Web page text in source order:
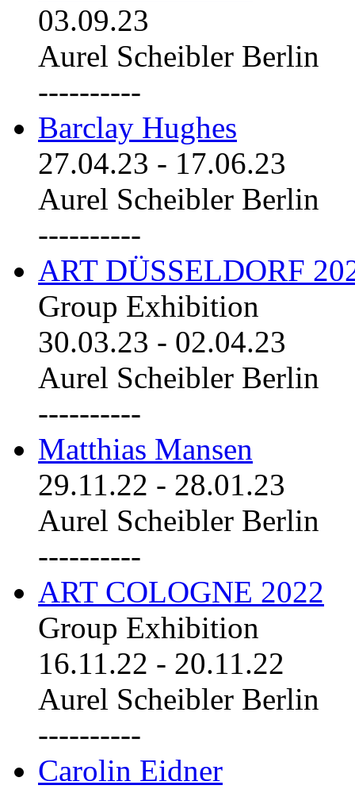
03.09.23
Aurel Scheibler Berlin
----------
Barclay Hughes
27.04.23 - 17.06.23
Aurel Scheibler Berlin
----------
ART DÜSSELDORF
Group Exhibition
30.03.23 - 02.04.23
Aurel Scheibler Berlin
----------
Matthias Mansen
29.11.22 - 28.01.23
Aurel Scheibler Berlin
----------
ART COLOGNE 2022
Group Exhibition
16.11.22 - 20.11.22
Aurel Scheibler Berlin
----------
Carolin Eidner